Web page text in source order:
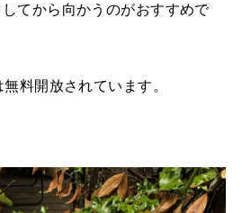
てから向かうのがおすすめで
料開放されています。